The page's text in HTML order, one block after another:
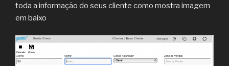
toda a informação do seus cliente como mostra imagem
em baixo